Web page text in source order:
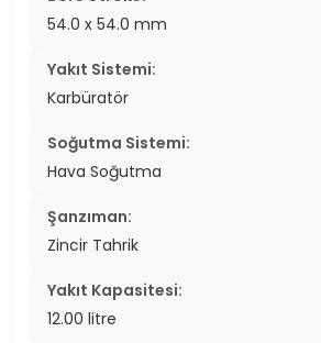
54.0 x 54.0 mm
Yakıt Sistemi:
Karbüratör
Soğutma Sistemi:
Hava Soğutma
Şanzıman:
Zincir Tahrik
Yakıt Kapasitesi:
12.00 litre